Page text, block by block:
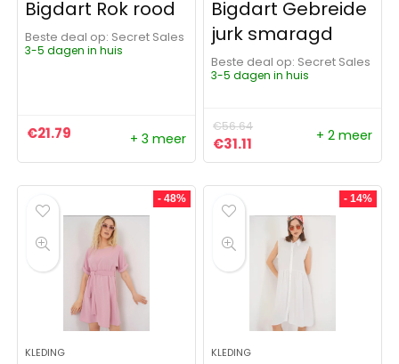
Bigdart Rok rood
Beste deal op:
Secret Sales
3-5 dagen in huis
€21.79 + 3 meer
Bigdart Gebreide
jurk smaragd
Beste deal op:
Secret Sales
3-5 dagen in huis
€56.64
Oorspronkelijke prijs
€31.11 Huidige prijs is:
+ 2 meer
- 48%
KLEDING
- 14%
KLEDING